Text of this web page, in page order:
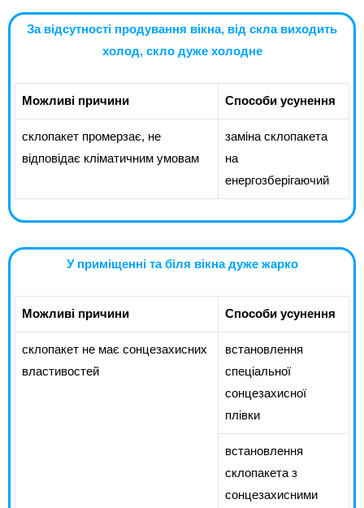
За відсутності продування вікна, від скла виходить
холод, скло дуже холодне
Можливі причини Способи усунення
склопакет промерзає, не
відповідає кліматичним умовам
заміна склопакета
на
енергозберігаючий
У приміщенні та біля вікна дуже жарко
Можливі причини Способи усунення
склопакет не має сонцезахисних
властивостей
встановлення
спеціальної
сонцезахисної
плівки
встановлення
склопакета з
сонцезахисними